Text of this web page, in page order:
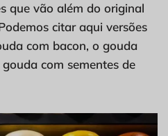
que vão além do original
citar aqui versões
com bacon, o gouda
com sementes de